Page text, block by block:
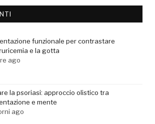
funzionale per contrastare
e la gotta
ago
la psoriasi: approccio olistico tra
e mente
ago